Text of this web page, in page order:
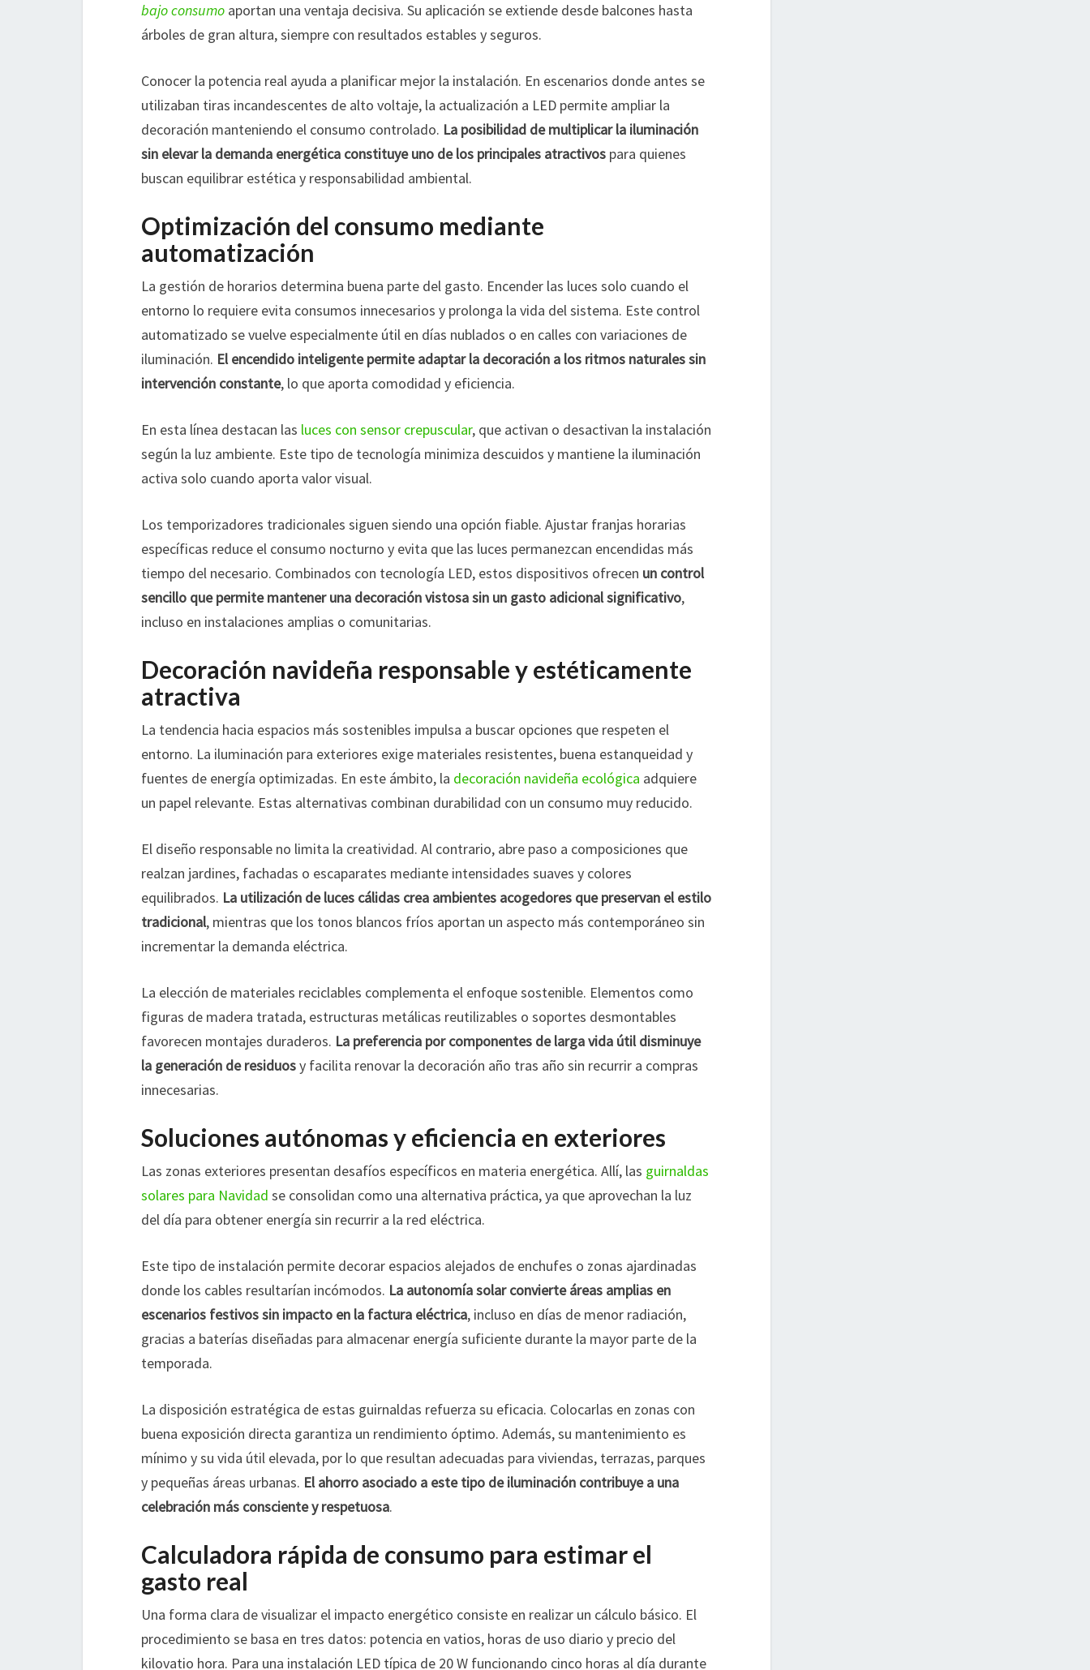
bajo consumo aportan una ventaja decisiva. Su aplicación se extiende desde balcones hasta
árboles de gran altura, siempre con resultados estables y seguros.
Conocer la potencia real ayuda a planificar mejor la instalación. En escenarios donde antes se
utilizaban tiras incandescentes de alto voltaje, la actualización a LED permite ampliar la
decoración manteniendo el consumo controlado. La posibilidad de multiplicar la iluminación
sin elevar la demanda energética constituye uno de los principales atractivos para quienes
buscan equilibrar estética y responsabilidad ambiental.
Optimización del consumo mediante
automatización
La gestión de horarios determina buena parte del gasto. Encender las luces solo cuando el
entorno lo requiere evita consumos innecesarios y prolonga la vida del sistema. Este control
automatizado se vuelve especialmente útil en días nublados o en calles con variaciones de
iluminación. El encendido inteligente permite adaptar la decoración a los ritmos naturales sin
intervención constante, lo que aporta comodidad y eficiencia.
En esta línea destacan las luces con sensor crepuscular, que activan o desactivan la instalación
según la luz ambiente. Este tipo de tecnología minimiza descuidos y mantiene la iluminación
activa solo cuando aporta valor visual.
Los temporizadores tradicionales siguen siendo una opción fiable. Ajustar franjas horarias
específicas reduce el consumo nocturno y evita que las luces permanezcan encendidas más
tiempo del necesario. Combinados con tecnología LED, estos dispositivos ofrecen un control
sencillo que permite mantener una decoración vistosa sin un gasto adicional significativo,
incluso en instalaciones amplias o comunitarias.
Decoración navideña responsable y estéticamente
atractiva
La tendencia hacia espacios más sostenibles impulsa a buscar opciones que respeten el
entorno. La iluminación para exteriores exige materiales resistentes, buena estanqueidad y
fuentes de energía optimizadas. En este ámbito, la decoración navideña ecológica adquiere
un papel relevante. Estas alternativas combinan durabilidad con un consumo muy reducido.
El diseño responsable no limita la creatividad. Al contrario, abre paso a composiciones que
realzan jardines, fachadas o escaparates mediante intensidades suaves y colores
equilibrados. La utilización de luces cálidas crea ambientes acogedores que preservan el estilo
tradicional, mientras que los tonos blancos fríos aportan un aspecto más contemporáneo sin
incrementar la demanda eléctrica.
La elección de materiales reciclables complementa el enfoque sostenible. Elementos como
figuras de madera tratada, estructuras metálicas reutilizables o soportes desmontables
favorecen montajes duraderos. La preferencia por componentes de larga vida útil disminuye
la generación de residuosy facilita renovar la decoración año tras año sin recurrir a compras
innecesarias.
Soluciones autónomas y eficiencia en exteriores
Las zonas exteriores presentan desafíos específicos en materia energética. Allí, las guirnaldas
solares para Navidad se consolidan como una alternativa práctica, ya que aprovechan la luz
del día para obtener energía sin recurrir a la red eléctrica.
Este tipo de instalación permite decorar espacios alejados de enchufes o zonas ajardinadas
donde los cables resultarían incómodos. La autonomía solar convierte áreas amplias en
escenarios festivos sin impacto en la factura eléctrica, incluso en días de menor radiación,
gracias a baterías diseñadas para almacenar energía suficiente durante la mayor parte de la
temporada.
La disposición estratégica de estas guirnaldas refuerza su eficacia. Colocarlas en zonas con
buena exposición directa garantiza un rendimiento óptimo. Además, su mantenimiento es
mínimo y su vida útil elevada, por lo que resultan adecuadas para viviendas, terrazas, parques
y pequeñas áreas urbanas. El ahorro asociado a este tipo de iluminación contribuye a una
celebración más consciente y respetuosa.
Calculadora rápida de consumo para estimar el
gasto real
Una forma clara de visualizar el impacto energético consiste en realizar un cálculo básico. El
procedimiento se basa en tres datos: potencia en vatios, horas de uso diario y precio del
kilovatio hora. Para una instalación LED típica de 20 W funcionando cinco horas al día durante